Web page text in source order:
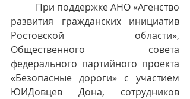
развития гражданских инициатив
Ростовской области»,
Общественного совета
федерального партийного проекта
«Безопасные дороги» с участием
ЮИДовцев Дона, сотрудников